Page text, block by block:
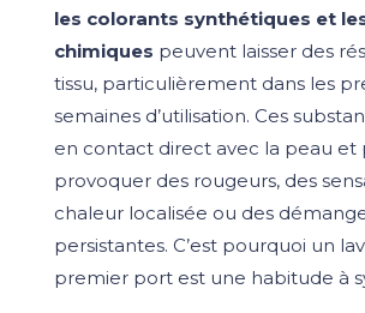
les colorants synthétiques et
chimiques peuvent laisser des
tissu, particulièrement dans les
semaines d’utilisation. Ces
en contact direct avec la peau et
provoquer des rougeurs, des
chaleur localisée ou des
persistantes. C’est pourquoi un
premier port est une habitude à